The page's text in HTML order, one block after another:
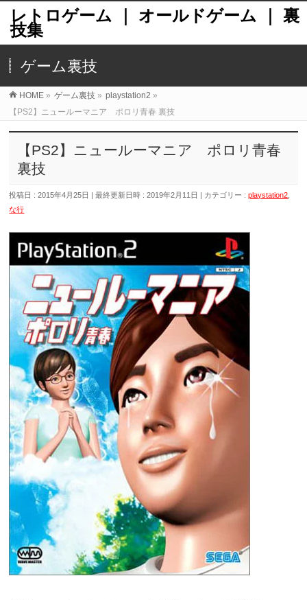
レトロゲーム ｜ オールドゲーム ｜ 裏
技集
ゲーム裏技
HOME » ゲーム裏技 » playstation2 »
【PS2】ニュールーマニア ポロリ青春 裏技
【PS2】ニュールーマニア ポロリ青春
裏技
投稿日 : 2015年4月25日 最終更新日時 : 2019年2月11日 カテゴリー :playstation2
な行